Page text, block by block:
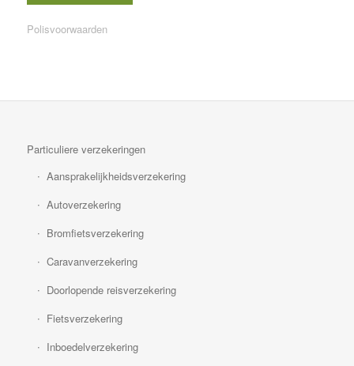
Polisvoorwaarden
Particuliere verzekeringen
Aansprakelijkheidsverzekering
Autoverzekering
Bromfietsverzekering
Caravanverzekering
Doorlopende reisverzekering
Fietsverzekering
Inboedelverzekering